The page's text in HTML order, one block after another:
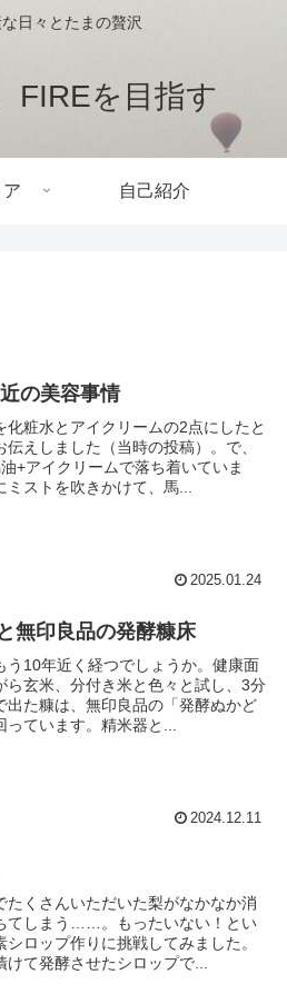
日々とたまの贅沢
FIREを目指す
自己紹介
の美容事情
粧水とアイクリームの2点にしたと
えしました（当時の投稿）。で、
+アイクリームで落ち着いていま
ストを吹きかけて、馬...
2025.01.24
無印良品の発酵糠床
う10年近く経つでしょうか。健康面
玄米、分付き米と色々と試し、3分
た糠は、無印良品の「発酵ぬかど
ています。精米器と...
2024.12.11
くさんいただいた梨がなかなか消
てしまう……。もったいない！とい
ロップ作りに挑戦してみました。
けて発酵させたシロップで...